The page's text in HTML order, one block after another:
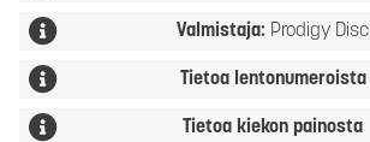
Valmistaja: Prodigy Disc
Tietoa lentonumeroista
Tietoa kiekon painosta